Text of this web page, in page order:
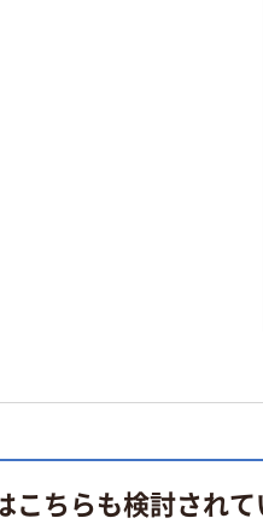
こちらも検討され